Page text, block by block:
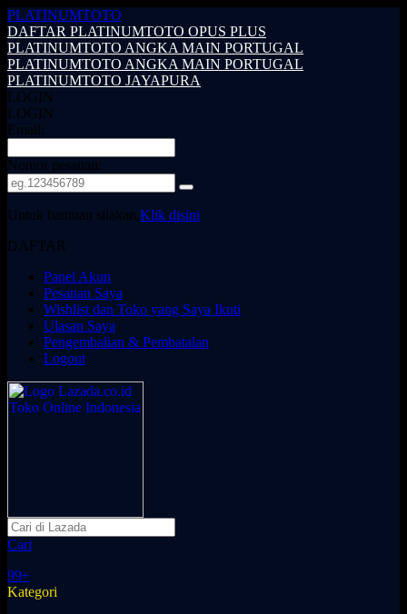
PLATINUMTOTO
DAFTAR PLATINUMTOTO OPUS PLUS
PLATINUMTOTO ANGKA MAIN PORTUGAL
PLATINUMTOTO ANGKA MAIN PORTUGAL
PLATINUMTOTO JAYAPURA
LOGIN
LOGIN
Email:
Nomor pesanan:
Untuk bantuan silakan,Klik disini
DAFTAR
Panel Akun
Pesanan Saya
Wishlist dan Toko yang Saya Ikuti
Ulasan Saya
Pengembalian & Pembatalan
Logout
Cari
99+
Kategori